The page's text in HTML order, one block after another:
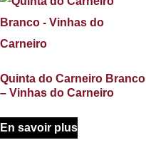
Quinta do Carneiro Branco
– Vinhas do Carneiro
En savoir plus